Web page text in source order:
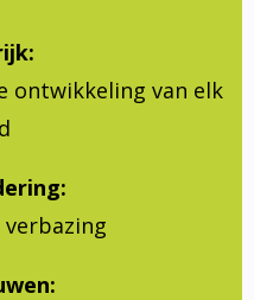
ontwikkeling van elk